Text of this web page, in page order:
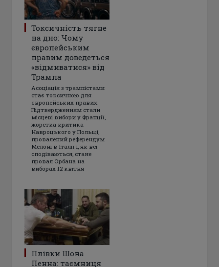
Токсичність тягне
на дно: Чому
європейським
правим доведеться
«відмиватися» від
Трампа
Асоціація з трампістами
стає токсичною для
європейських правих.
Підтвердженням стали
місцеві вибори у Франції,
жорстка критика
Навроцького у Польщі,
провалений референдум
Мелоні в Італії і, як всі
сподіваються, стане
провал Орбана на
виборах 12 квітня
Плівки Шона
Пенна: таємниця